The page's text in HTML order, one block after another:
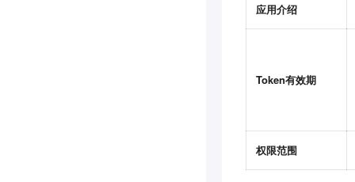
应用介绍
Token有效期
权限范围